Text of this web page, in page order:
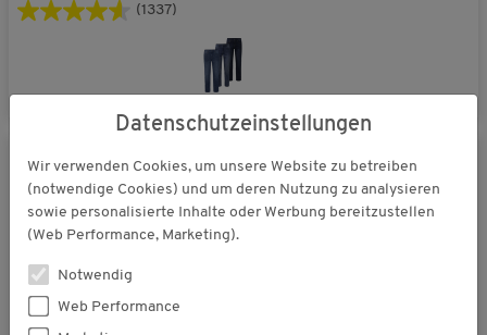
(1337)
Datenschutzeinstellungen
Wir verwenden Cookies, um unsere Website zu betreiben
(notwendige Cookies) und um deren Nutzung zu analysieren
sowie personalisierte Inhalte oder Werbung bereitzustellen
(Web Performance, Marketing).
Notwendig
Web Performance